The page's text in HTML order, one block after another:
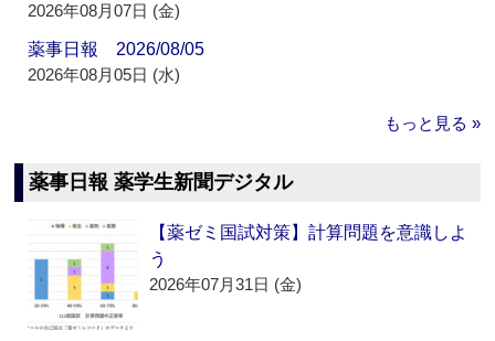
2026年08月07日 (金)
薬事日報 2026/08/05
2026年08月05日 (水)
もっと見る »
薬事日報 薬学生新聞デジタル
【薬ゼミ国試対策】計算問題を意識しよ
う
2026年07月31日 (金)